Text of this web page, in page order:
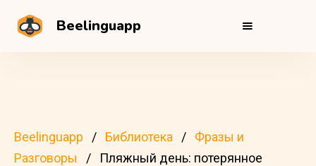
Beelinguapp
Beelinguapp Библиотека
Фразы и
Разговоры
Пляжный день: потерянное